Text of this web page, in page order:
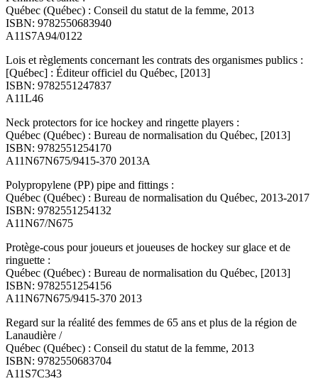
Québec (Québec) : Conseil du statut de la femme, 2013
ISBN: 9782550683940
A11S7A94/0122
Lois et règlements concernant les contrats des organismes publics :
[Québec] : Éditeur officiel du Québec, [2013]
ISBN: 9782551247837
A11L46
Neck protectors for ice hockey and ringette players :
Québec (Québec) : Bureau de normalisation du Québec, [2013]
ISBN: 9782551254170
A11N67N675/9415-370 2013A
Polypropylene (PP) pipe and fittings :
Québec (Québec) : Bureau de normalisation du Québec, 2013-2017
ISBN: 9782551254132
A11N67/N675
Protège-cous pour joueurs et joueuses de hockey sur glace et de
ringuette :
Québec (Québec) : Bureau de normalisation du Québec, [2013]
ISBN: 9782551254156
A11N67N675/9415-370 2013
Regard sur la réalité des femmes de 65 ans et plus de la région de
Lanaudière /
Québec (Québec) : Conseil du statut de la femme, 2013
ISBN: 9782550683704
A11S7C343